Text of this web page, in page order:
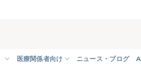
医療関係者向け ニュース・ブログ